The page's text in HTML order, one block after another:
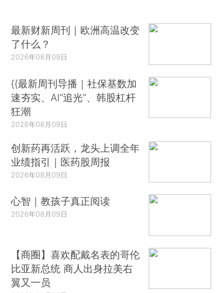
最新财新周刊｜欧洲高温改变
了什么？
2026年08月09日
{{最新周刊导播｜社保基数加
速夯实、AI“追光”、韩股杠杆
狂潮
2026年08月09日
创新药再活跃，龙头上调全年
业绩指引｜医药股周报
2026年08月09日
心智｜教孩子真正阅读
2026年08月09日
【商圈】喜欢配戴名表的哥伦
比亚新总统 商人出身拉美右
翼又一员